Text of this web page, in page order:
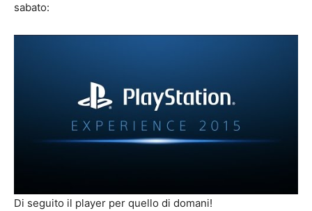
sabato:
Di seguito il player per quello di domani!